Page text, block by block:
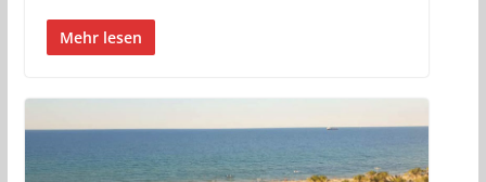
Mehr lesen